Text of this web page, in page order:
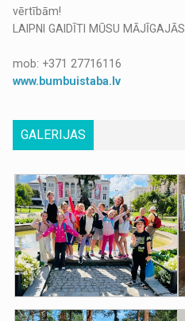
vērtībām!
LAIPNI GAIDĪTI MŪSU
mob: +371 27716116
www.bumbuistaba.lv
GALERIJAS